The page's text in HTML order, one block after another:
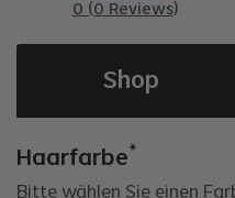
0 (0 Reviews)
Shop
Haarfarbe*
Bitte wählen Sie einen